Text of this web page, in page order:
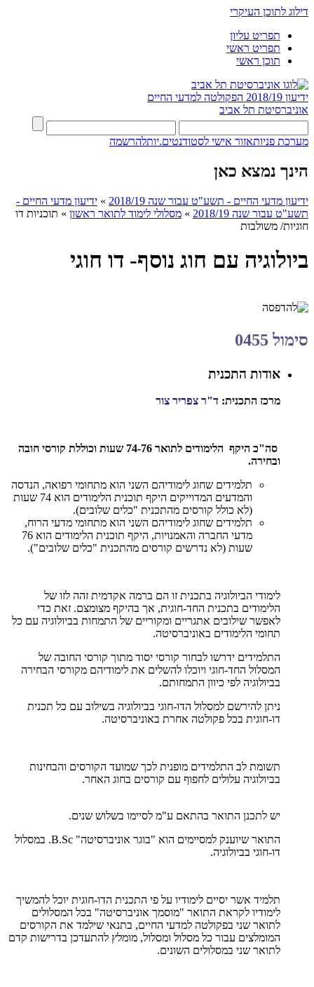
דילוג לתוכן העיקרי
תפריט עליון
תפריט ראשי
תוכן ראשי
ידיעון 2018/19
הפקולטה למדעי החיים
אוניברסיטת תל אביב
מערכת פניותאזור אישי לסטודנטים.יותלהרשמה
הינך נמצא כאן
ידיעון מדעי החיים - תשע"ט עבור שנה 2018/19 » ידיעון מדעי החיים -
תשע"ט עבור שנה 2018/19
» מסלולי לימוד לתואר ראשון » תוכניות דו
חוגיות/ משולבות
ביולוגיה עם חוג נוסף- דו חוגי
סימול 0455
אודות התכנית
מרכז התכנית: ד"ר צפריר צור
סה"כ היקף הלימודים לתואר 74-76 שעות וכוללת קורסי חובה
ובחירה.
תלמידים שחוג לימודיהם השני הוא מתחומי רפואה, הנדסה
והמדעים המדוייקים היקף תוכנית הלימודים הוא 74 שעות
(לא כולל קורסים מהתכנית "כלים שלובים).
תלמידים שחוג לימודיהם השני הוא מתחומי מדעי הרוח,
מדעי החברה והאמנויות, היקף תוכנית הלימודים הוא 76
שעות (לא נדרשים קורסים מהתכנית "כלים שלובים").
לימודי הביולוגיה בתכנית זו הם ברמה אקדמית זהה לזו של
הלימודים בתכנית החד-חוגית, אך בהיקף מצומצם. זאת כדי
לאפשר שילובים אתגריים ומקוריים של התמחות בביולוגיה עם כל
תחומי הלימודים באוניברסיטה.
התלמידים ידרשו לבחור קורסי יסוד מתוך קורסי החובה של
המסלול החד-חוגי ויוכלו להשלים את לימודיהם מקורסי הבחירה
בביולוגיה לפי כיוון התמחותם.
ניתן להירשם למסלול הדו-חוגי בביולוגיה בשילוב עם כל תכנית
דו-חוגית בכל פקולטה אחרת באוניברסיטה.
תשומת לב התלמידים מופנית לכך שמועד הקורסים והבחינות
בביולוגיה עלולים לחפוף עם קורסים בחוג האחר.
יש לתכנן התואר בהתאם ע"מ לסיימו בשלוש שנים.
התואר שיוענק למסיימים הוא "בוגר אוניברסיטה" B.Sc. במסלול
דו-חוגי בביולוגיה.
תלמיד אשר יסיים לימודיו על פי התכנית הדו-חוגית יוכל להמשיך
לימודיו לקראת התואר "מוסמך אוניברסיטה" בכל המסלולים
לתואר שני בפקולטה למדעי החיים, בתנאי שילמד את הקורסים
המומלצים עבור כל מסלול ומסלול, מומלץ להתעדכן בדרישות קדם
לתואר שני במסלולים השונים.